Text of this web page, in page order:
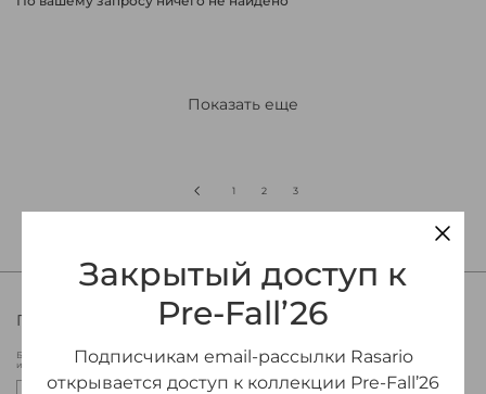
Показать еще
1 2 3
ПРИСОЕДИНЯЙТЕСЬ К МИРУ RASARIO
Будьте в курсе новых коллекций Rasario, эксклюзивных мероприятий
и специальных предложений.
Закрытый доступ к
Pre-Fall’26
Подписчикам email-рассылки Rasario
открывается доступ к коллекции Pre-Fall’26